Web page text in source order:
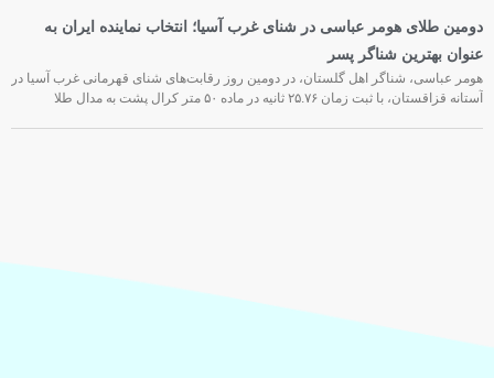
دومین طلای هومر عباسی در شنای غرب آسیا؛ انتخاب نماینده ایران به
عنوان بهترین شناگر پسر
هومر عباسی، شناگر اهل گلستان، در دومین روز رقابت‌های شنای قهرمانی غرب آسیا در
آستانه قزاقستان، با ثبت زمان ۲۵.۷۶ ثانیه در ماده ۵۰ متر کرال پشت به مدال طلا